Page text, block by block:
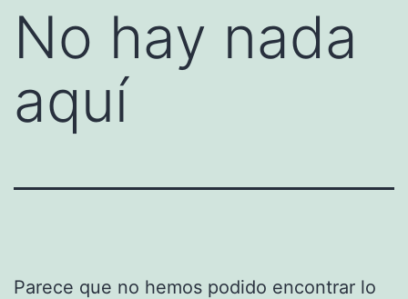
No hay nada
aquí
Parece que no hemos podido encontrar lo